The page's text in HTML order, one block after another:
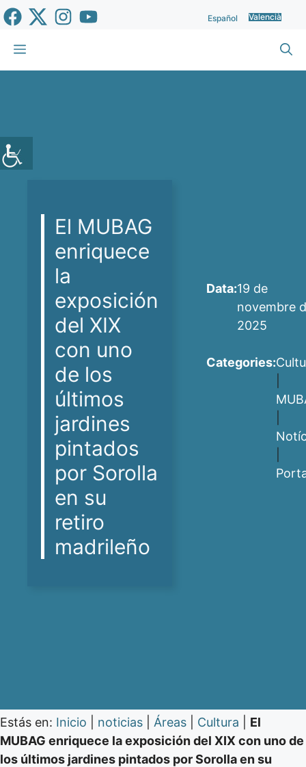
Vés
al
contingut
Español Valencià
Menu
El MUBAG
enriquece
la
exposición
del XIX
con uno
de los
últimos
jardines
pintados
por Sorolla
en su
retiro
madrileño
Data:19 de
novembre
2025
Categories:
Estás en: Inicio noticias Áreas Cultura
El
MUBAG enriquece la exposición del XIX con uno de
los últimos jardines pintados por Sorolla en su